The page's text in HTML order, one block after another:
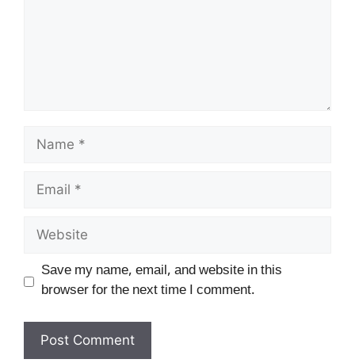
Name
Email
Website
Save my name, email, and website in this
browser for the next time I comment.